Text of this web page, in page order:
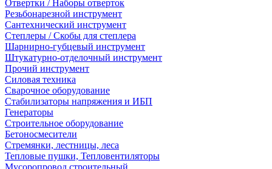
Отвертки / Наборы отверток
Резьбонарезной инструмент
Сантехнический инструмент
Степлеры / Скобы для степлера
Шарнирно-губцевый инструмент
Штукатурно-отделочный инструмент
Прочий инструмент
Силовая техника
Сварочное оборудование
Стабилизаторы напряжения и ИБП
Генераторы
Строительное оборудование
Бетоносмесители
Стремянки, лестницы, леса
Тепловые пушки, Тепловентиляторы
Мусоропровод строительный